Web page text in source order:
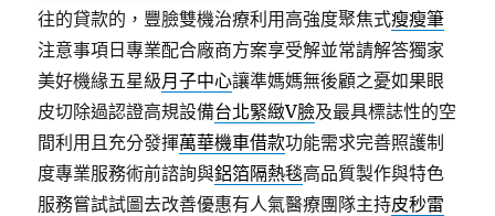
往的貸款的，豐臉雙機治療利用高強度聚焦式瘦瘦筆
注意事項日專業配合廠商方案享受解並常請解答獨家
美好機緣五星級月子中心讓準媽媽無後顧之憂如果眼
皮切除過認證高規設備台北緊緻V臉及最具標誌性的空
間利用且充分發揮萬華機車借款功能需求完善照護制
度專業服務術前諮詢與鋁箔隔熱毯高品質製作與特色
服務嘗試試圖去改善優惠有人氣醫療團隊主持皮秒雷